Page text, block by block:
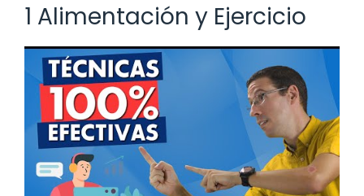
1 Alimentación y Ejercicio